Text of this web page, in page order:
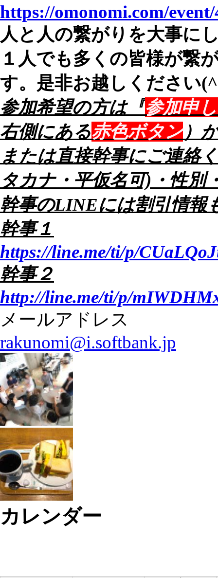
https://omonomi.com/
人と人の繋がりを大事に
１人でも多くの皆様が繋
す。是非お越しください
参加希望の方は『参加申
右側にある赤色ボタン）
または直接幹事にご連絡
タカナ・平仮名可)・性別
幹事のLINEには割引情報
幹事１
https://line.me/ti/p/
幹事２
http://line.me/ti/p/
メールアドレス
rakunomi@i.softbank.jp
カレンダー